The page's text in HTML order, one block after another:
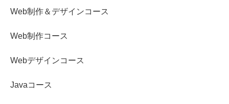
Web制作＆デザインコース
Web制作コース
Webデザインコース
Javaコース